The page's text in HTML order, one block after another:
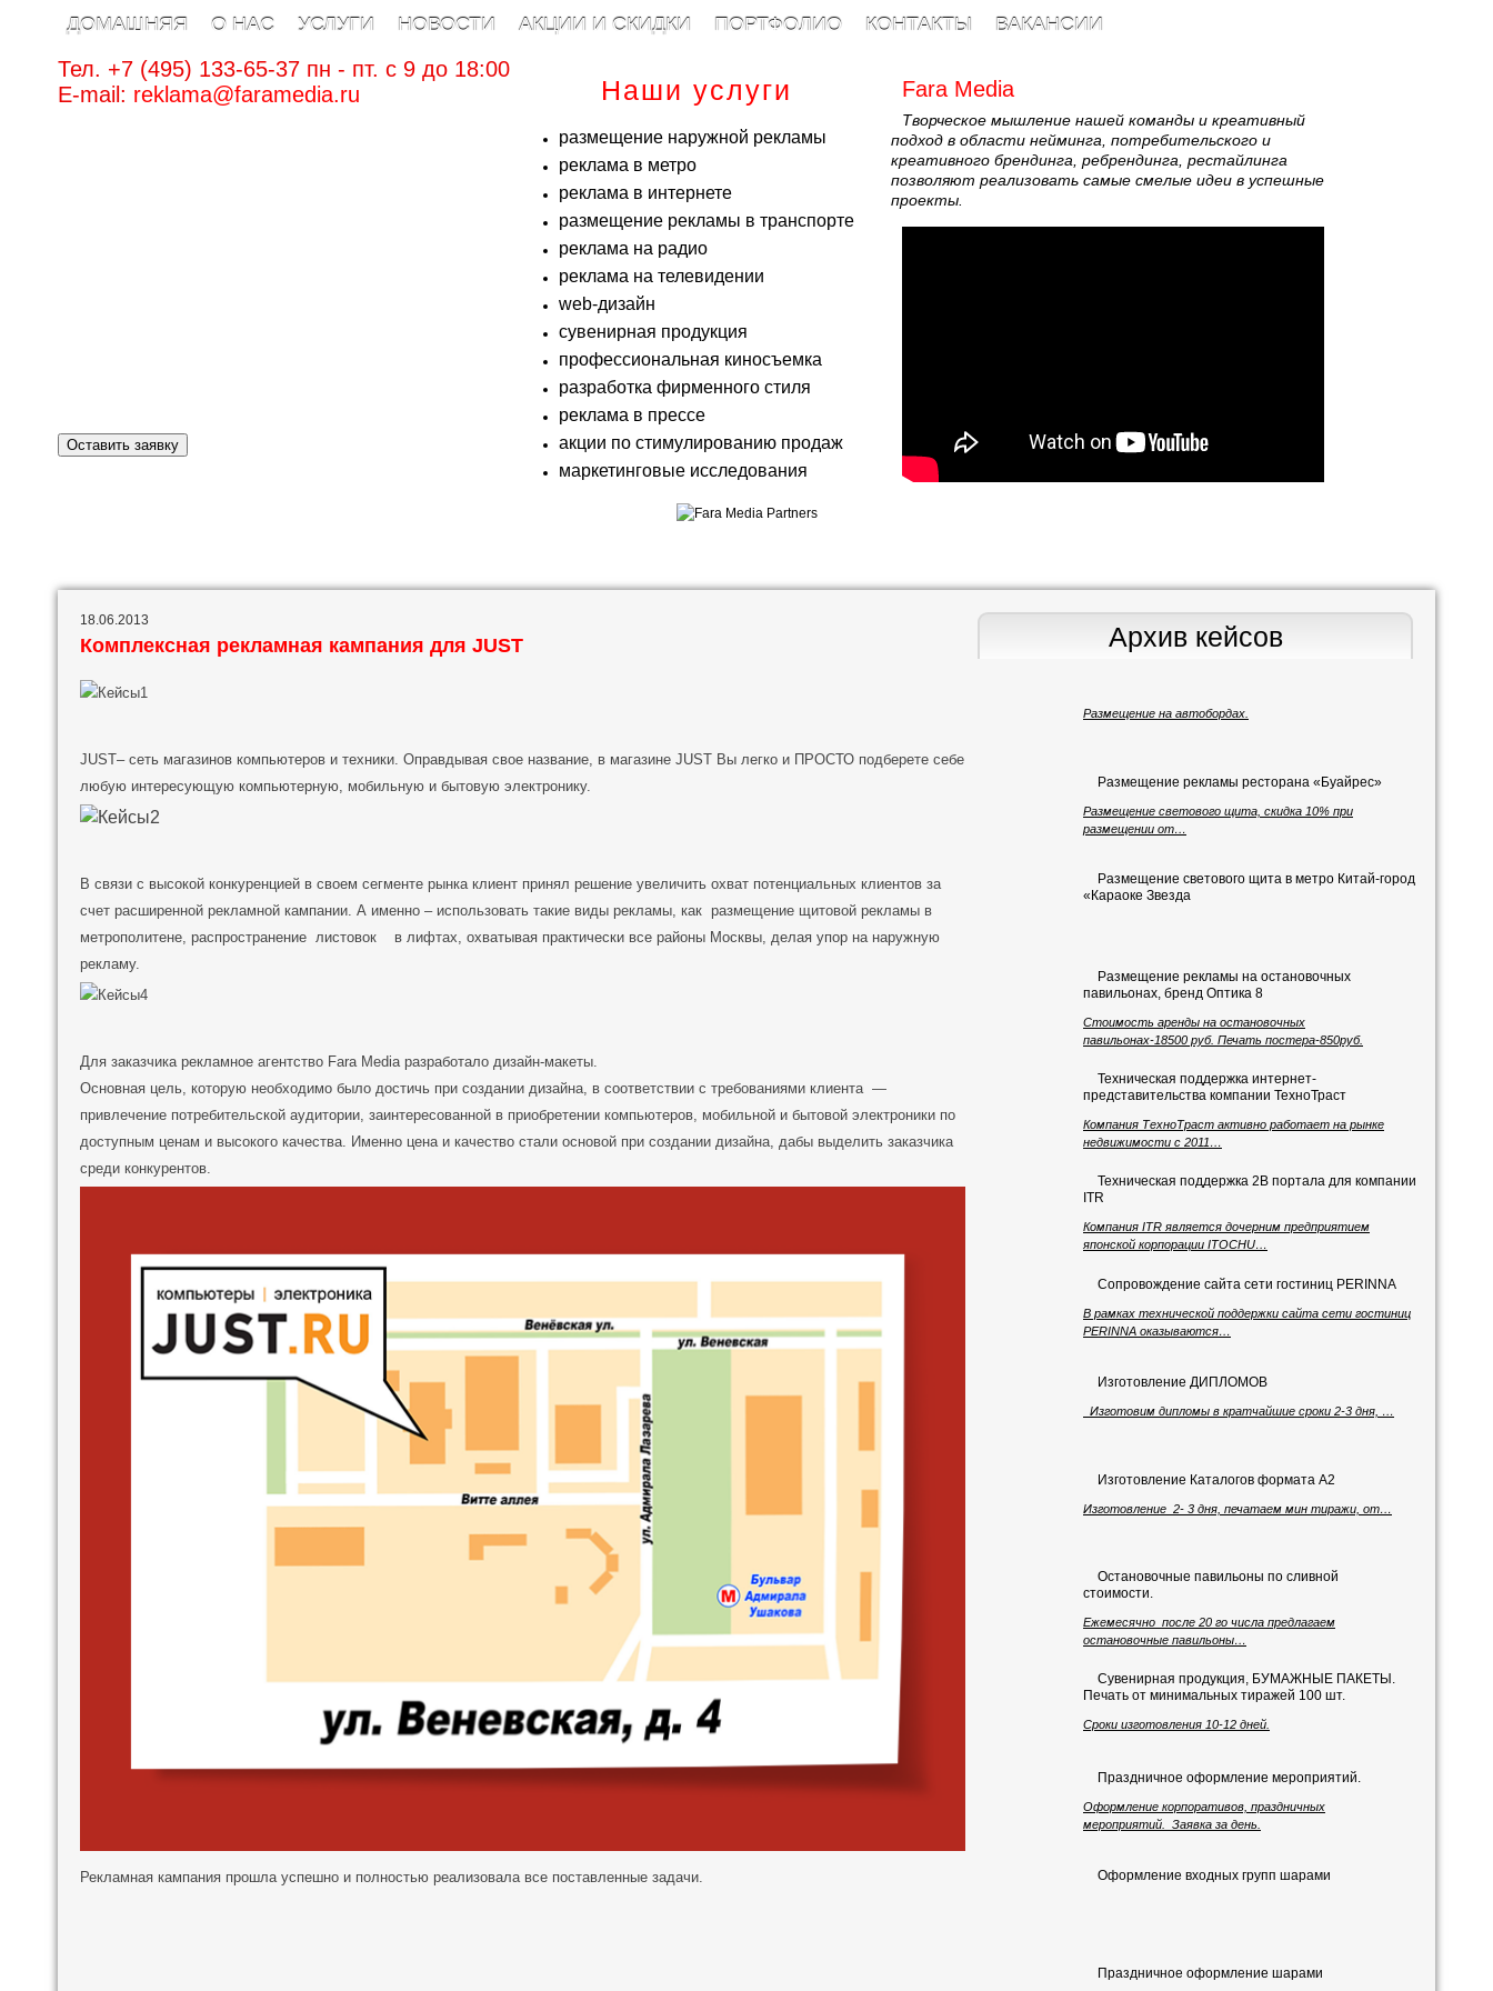
ДОМАШНЯЯ О НАС УСЛУГИ НОВОСТИ АКЦИИ И СКИДКИ ПОРТФОЛИО КОНТАКТЫ ВАКАНСИИ
Тел. +7 (495) 133-65-37 пн - пт. c 9 до 18:00
E-mail: reklama@faramedia.ru
Оставить заявку
Наши услуги
размещение наружной рекламы
реклама в метро
реклама в интернете
размещение рекламы в транспорте
реклама на радио
реклама на телевидении
web-дизайн
сувенирная продукция
профессиональная киносъемка
разработка фирменного стиля
реклама в прессе
акции по стимулированию продаж
маркетинговые исследования
Fara Media
Творческое мышление нашей команды и креативный
подход в области нейминга, потребительского и
креативного брендинга, ребрендинга, рестайлинга
позволяют реализовать самые смелые идеи в успешные
проекты.
Архив кейсов
Размещение на автобордах.
Размещение рекламы ресторана «Буайрес»
Размещение светового щита, скидка 10% при
размещении от…
Размещение светового щита в метро Китай-город
«Караоке Звезда
Размещение рекламы на остановочных
павильонах, бренд Оптика 8
Стоимость аренды на остановочных
павильонах-18500 руб. Печать постера-850руб.
Техническая поддержка интернет-
представительства компании ТехноТраст
Компания ТехноТраст активно работает на рынке
недвижимости с 2011…
Техническая поддержка 2B портала для компании
ITR
Компания ITR является дочерним предприятием
японской корпорации ITOCHU…
Сопровождение сайта сети гостиниц PERINNA
В рамках технической поддержки сайта сети гостиниц
PERINNA оказываются…
Изготовление ДИПЛОМОВ
Изготовим дипломы в кратчайшие сроки 2-3 дня, …
Изготовление Каталогов формата А2
Изготовление 2- 3 дня, печатаем мин тиражи, от…
Остановочные павильоны по сливной
стоимости.
Ежемесячно после 20 го числа предлагаем
остановочные павильоны…
Сувенирная продукция, БУМАЖНЫЕ ПАКЕТЫ.
Печать от минимальных тиражей 100 шт.
Сроки изготовления 10-12 дней.
Праздничное оформление мероприятий.
Оформление корпоративов, праздничных
мероприятий. Заявка за день.
Оформление входных групп шарами
Праздничное оформление шарами
18.06.2013
Комплексная рекламная кампания для JUST
JUST– сеть магазинов компьютеров и техники. Оправдывая свое название, в магазине JUST Вы легко и ПРОСТО подберете себе
любую интересующую компьютерную, мобильную и бытовую электронику.
В связи с высокой конкуренцией в своем сегменте рынка клиент принял решение увеличить охват потенциальных клиентов за
счет расширенной рекламной кампании. А именно – использовать такие виды рекламы, как размещение щитовой рекламы в
метрополитене, распространение листовок в лифтах, охватывая практически все районы Москвы, делая упор на наружную
рекламу.
Для заказчика рекламное агентство Fara Media разработало дизайн-макеты.
Основная цель, которую необходимо было достичь при создании дизайна, в соответствии с требованиями клиента —
привлечение потребительской аудитории, заинтересованной в приобретении компьютеров, мобильной и бытовой электроники по
доступным ценам и высокого качества. Именно цена и качество стали основой при создании дизайна, дабы выделить заказчика
среди конкурентов.
Рекламная кампания прошла успешно и полностью реализовала все поставленные задачи.